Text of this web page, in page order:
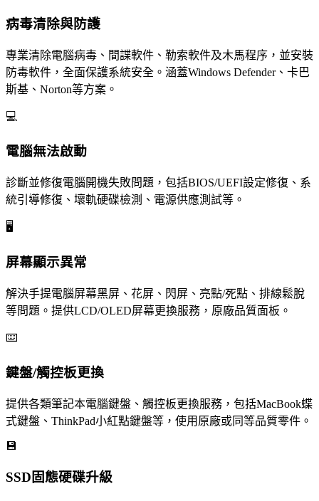
病毒清除與防護
專業清除電腦病毒、間諜軟件、勒索軟件及木馬程序，並安裝
防毒軟件，全面保護系統安全。涵蓋Windows Defender、卡巴
斯基、Norton等方案。
💻
電腦無法啟動
診斷並修復電腦開機失敗問題，包括BIOS/UEFI設定修復、系
統引導修復、壞軌硬碟檢測、電源供應測試等。
🖥️
屏幕顯示異常
解決手提電腦屏幕黑屏、花屏、閃屏、亮點/死點、排線鬆脫
等問題。提供LCD/OLED屏幕更換服務，原廠品質面板。
⌨️
鍵盤/觸控板更換
提供各類筆記本電腦鍵盤、觸控板更換服務，包括MacBook蝶
式鍵盤、ThinkPad小紅點鍵盤等，使用原廠或同等品質零件。
💾
SSD固態硬碟升級